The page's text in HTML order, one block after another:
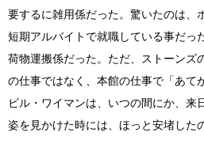
要するに雑用係だった。驚いたのは、
短期アルバイトで就職している事だっ
荷物運搬係だった。ただ、ストーンズ
の仕事ではなく、本館の仕事で「あて
ビル・ワイマンは、いつの間にか、来
姿を見かけた時には、ほっと安堵した